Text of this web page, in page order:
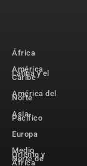
África
América
Latina y el
Caribe
América del
Norte
Asia-
Pacífico
Europa
Medio
Oriente y
Norte de
África